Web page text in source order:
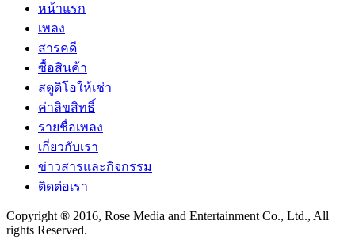
หน้าแรก
เพลง
สารคดี
ซื้อสินค้า
สตูดิโอให้เช่า
ค่าลิขสิทธิ์
รายชื่อเพลง
เกี่ยวกับเรา
ข่าวสารและกิจกรรม
ติดต่อเรา
Copyright ® 2016, Rose Media and Entertainment Co., Ltd., All
rights Reserved.